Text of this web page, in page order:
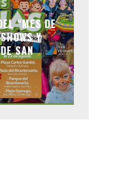
“MES DE
Y
SAN